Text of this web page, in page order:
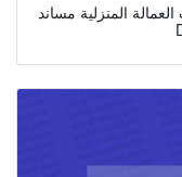
المنزلية مساند